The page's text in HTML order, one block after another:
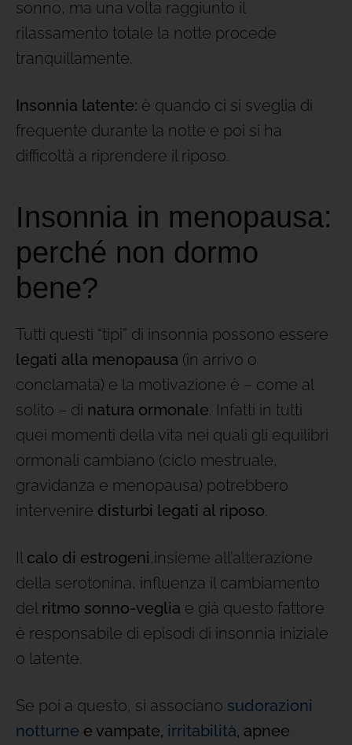
sonno, ma una volta raggiunto il
rilassamento totale la notte procede
tranquillamente.
Insonnia latente: è quando ci si sveglia di
frequente durante la notte e poi si ha
difficoltà a riprendere il riposo.
Insonnia in menopausa:
perché non dormo
bene?
Tutti questi “tipi” di insonnia possono essere
legati alla menopausa (in arrivo o
conclamata) e la motivazione è – come al
solito – di natura ormonale. Infatti in tutti
quei momenti della vita nei quali gli equilibri
ormonali cambiano (ciclo mestruale,
gravidanza e menopausa) potrebbero
intervenire disturbi legati al riposo.
Il calo di estrogeni,insieme all’alterazione
della serotonina, influenza il cambiamento
del ritmo sonno-veglia e già questo fattore
è responsabile di episodi di insonnia iniziale
o latente.
Se poi a questo, si associano sudorazioni
notturne e vampate, irritabilità, apnee